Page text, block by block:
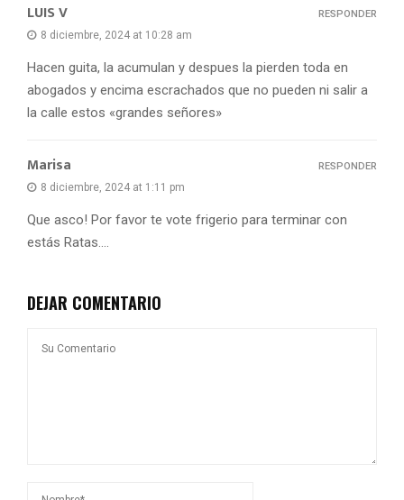
LUIS V
8 diciembre, 2024 at 10:28 am
Hacen guita, la acumulan y despues la pierden toda en
abogados y encima escrachados que no pueden ni salir a
la calle estos «grandes señores»
RESPONDER
Marisa
8 diciembre, 2024 at 1:11 pm
Que asco! Por favor te vote frigerio para terminar con
estás Ratas….
RESPONDER
DEJAR COMENTARIO